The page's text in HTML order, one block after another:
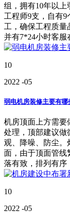
组，拥有10年以
工程师9支，自有
工，确保工程质量
并有7*24小时客服
10
2022 -05
弱电机房装修主要有哪
机房顶面上方需要
处理，顶部建议做
观、降噪、防尘。
面，由于顶面管线
落有致，排列有序
10
2022 -05